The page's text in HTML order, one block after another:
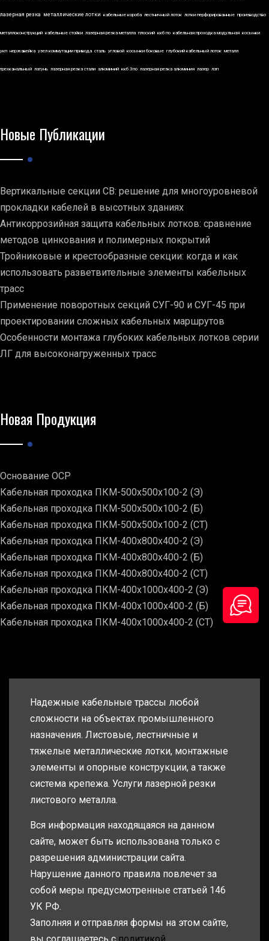
лазерная резка металлические лотки кабельные короба лестничный лоток лотки перфорированные производство
металлоконструкций кабельные стойки лазерная резка металла плоский ккб по кабельная проходка модульная косынки
укп нержавейка узел коммутации привода сталь угловой косынки боковые глубокий кабельный лоток металл
трехканальный латунь лазерная резка стали алюминий ккб 3по лазерная резка алюминия лазер лэп
Новые Публикации
Вертикальные секции СВ: решение для многоуровневой
прокладки кабелей в высотных зданиях
Антикоррозийная защита кабельных лотков: сравнение
методов цинкования и полимерных покрытий
Тройниковые и крестообразные секции: когда и как
использовать разветвительные элементы кабельных
трасс
Применение поворотных секций СУГ-90 и СУГ-45 при
проектировании сложных кабельных маршрутов
Особенности монтажа глубоких кабельных лотков серии
ЛГ для высоконагруженных трасс
Новая Продукция
Основание ОСР
Кабельная проходка ПКМ-500х500х100-2 (Э)
Кабельная проходка ПКМ-500х500х100-2 (Б)
Кабельная проходка ПКМ-500х500х100-2 (СТ)
Кабельная проходка ПКМ-400х800х400-2 (Э)
Кабельная проходка ПКМ-400х800х400-2 (Б)
Кабельная проходка ПКМ-400х800х400-2 (СТ)
Кабельная проходка ПКМ-400х1000х400-2 (Э)
Кабельная проходка ПКМ-400х1000х400-2 (Б)
Кабельная проходка ПКМ-400х1000х400-2 (СТ)
Надежные кабельные трассы любой
сложности на объектах промышленного
назначения. Листовые, лестничные и
тяжелые металлические лотки, монтажные
элементы и опорные конструкции, а также
система крепежа. Услуги лазерной резки
листового металла.
Вся информация находящаяся на данном
сайте, может быть использована только с
разрешения администрации сайта.
Нарушение данного правила повлечет за
собой меры предусмотренные статьей 146
УК РФ.
Заполняя и отправляя формы на этом сайте,